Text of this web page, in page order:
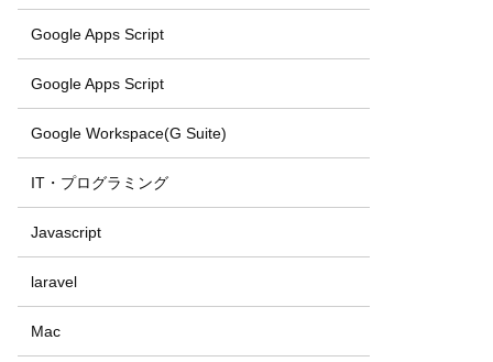
Google Apps Script
Google Apps Script
Google Workspace(G Suite)
IT・プログラミング
Javascript
laravel
Mac